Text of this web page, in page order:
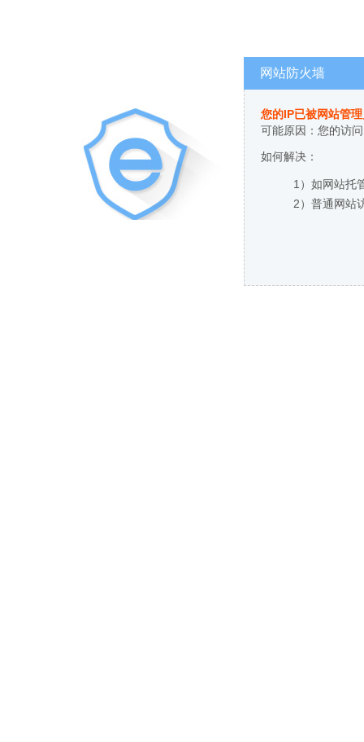
网站防火墙
您的IP已被网站管
可能原因：您的访
如何解决：
1）如网站托
2）普通网站